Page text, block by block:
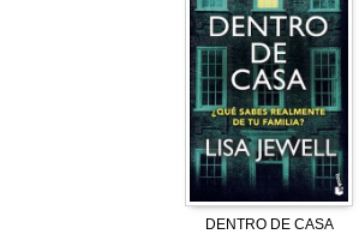
DENTRO DE CASA